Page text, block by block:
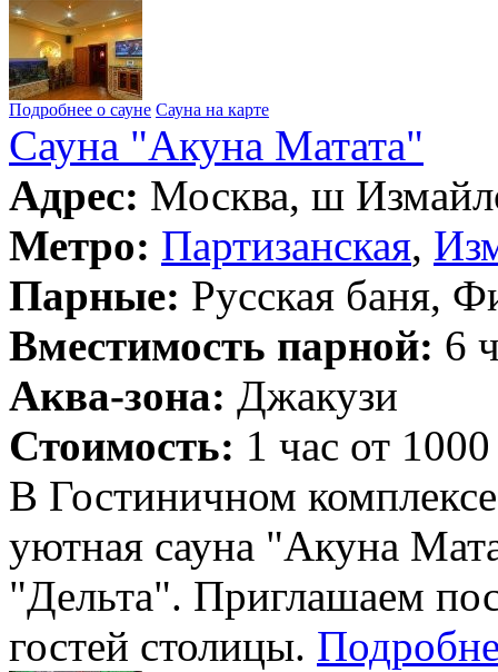
Подробнее о сауне Сауна на карте
Сауна "Акуна Матата"
Адрес: Москва, ш
Метро: Партизанская,
Парные: Русская баня,
Вместимость парной: 6
Аква-зона: Джакузи
Стоимость: 1 час от
В Гостиничном
уютная сауна "Акуна
"Дельта". Приглашаем
гостей столицы.